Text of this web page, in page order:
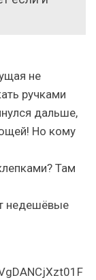
не
ручками
дальше,
Но кому
Там
недешёвые